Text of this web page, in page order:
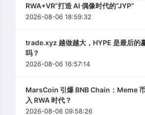
RWA+VR”打造 AI 偶像时代的“JYP”
2026-08-06 18:59:32
trade.xyz 越做越大，HYPE 是最后的
吗？
2026-08-06 16:57:14
MarsCoin 引爆 BNB Chain：Meme
入 RWA 时代？
2026-08-06 09:58:26